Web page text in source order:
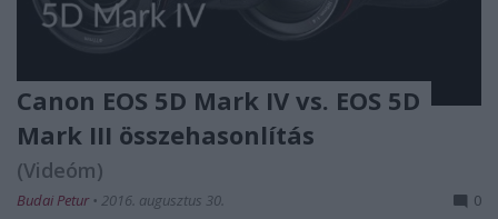
Canon EOS 5D Mark IV vs. EOS 5D
Mark III összehasonlítás
(Videóm)
Budai Petur • 2016. augusztus 30. 0